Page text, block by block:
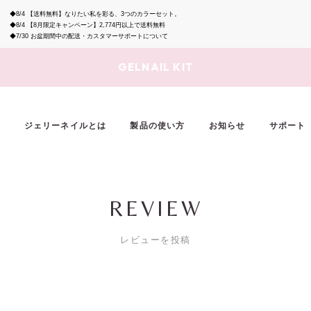
◆8/4
【送料無料】なりたい私を彩る、3つのカラーセット。
◆8/4
【8月限定キャンペーン】2,774円以上で送料無料
◆7/30 お盆期間中の配送・カスタマーサポートについて
GELNAIL KIT
ジェリーネイルとは 製品の使い方 お知らせ サポート
REVIEW
レビューを投稿